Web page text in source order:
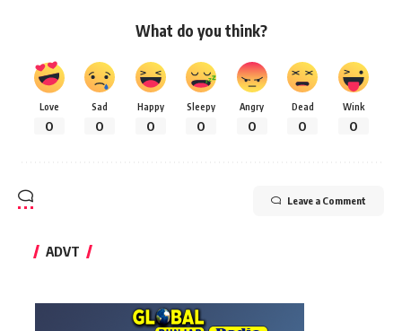
What do you think?
Love
0
Sad
0
Happy
0
Sleepy
0
Angry
0
Dead
0
Wink
0
Leave a Comment
ADVT